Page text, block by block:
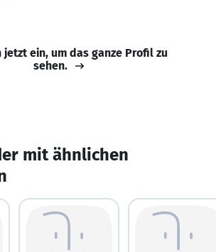
jetzt ein, um das ganze Profil zu
sehen.
mit ähnlichen